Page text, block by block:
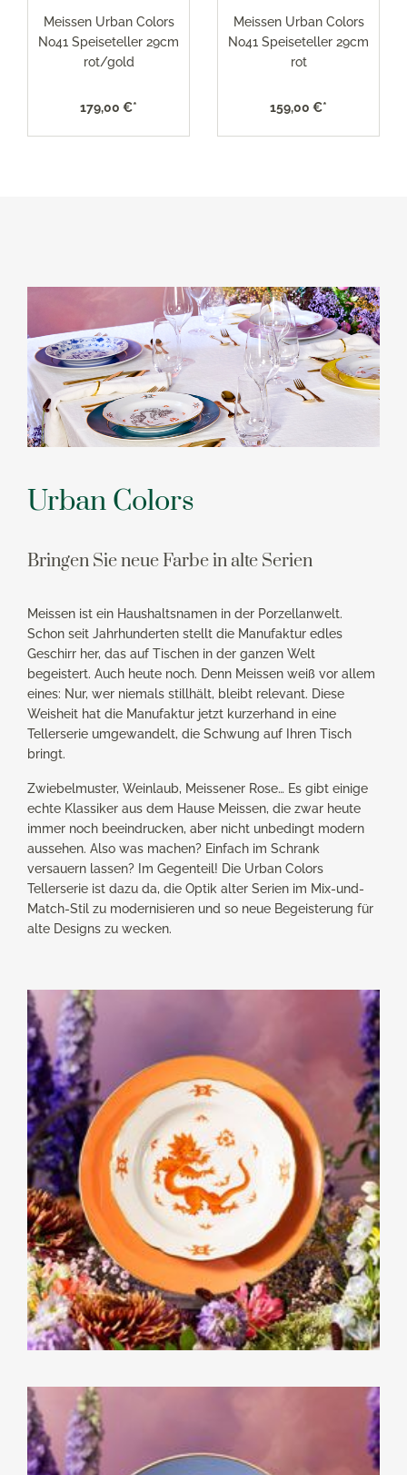
Meissen Urban Colors
No41 Speiseteller 29cm
rot/gold
179,00 €*
Meissen Urban Colors
No41 Speiseteller 29cm
rot
159,00 €*
Urban Colors
Bringen Sie neue Farbe in alte Serien
Meissen ist ein Haushaltsnamen in der Porzellanwelt.
Schon seit Jahrhunderten stellt die Manufaktur edles
Geschirr her, das auf Tischen in der ganzen Welt
begeistert. Auch heute noch. Denn Meissen weiß vor allem
eines: Nur, wer niemals stillhält, bleibt relevant. Diese
Weisheit hat die Manufaktur jetzt kurzerhand in eine
Tellerserie umgewandelt, die Schwung auf Ihren Tisch
bringt.
Zwiebelmuster, Weinlaub, Meissener Rose… Es gibt einige
echte Klassiker aus dem Hause Meissen, die zwar heute
immer noch beeindrucken, aber nicht unbedingt modern
aussehen. Also was machen? Einfach im Schrank
versauern lassen? Im Gegenteil! Die Urban Colors
Tellerserie ist dazu da, die Optik alter Serien im Mix-und-
Match-Stil zu modernisieren und so neue Begeisterung für
alte Designs zu wecken.